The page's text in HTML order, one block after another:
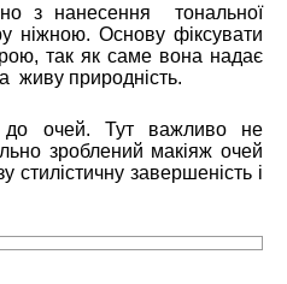
з нанесення тональної
ніжною. Основу фіксувати
так як саме вона надає
живу природність.
до очей. Тут важливо не
зроблений макіяж очей
завершеність і